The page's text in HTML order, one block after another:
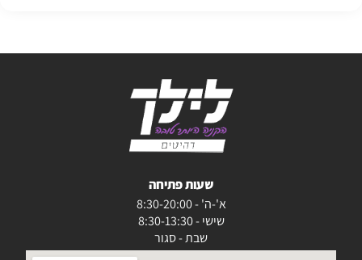
שעות פתיחה
א'-ה' - 8:30-20:00
שישי - 8:30-13:30
שבת - סגור